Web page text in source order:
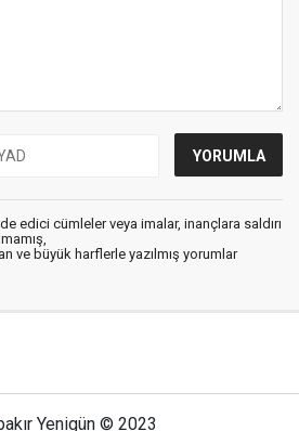
edici cümleler veya imalar, inançlara saldırı
ve büyük harflerle yazılmış yorumlar
Yenigün © 2023